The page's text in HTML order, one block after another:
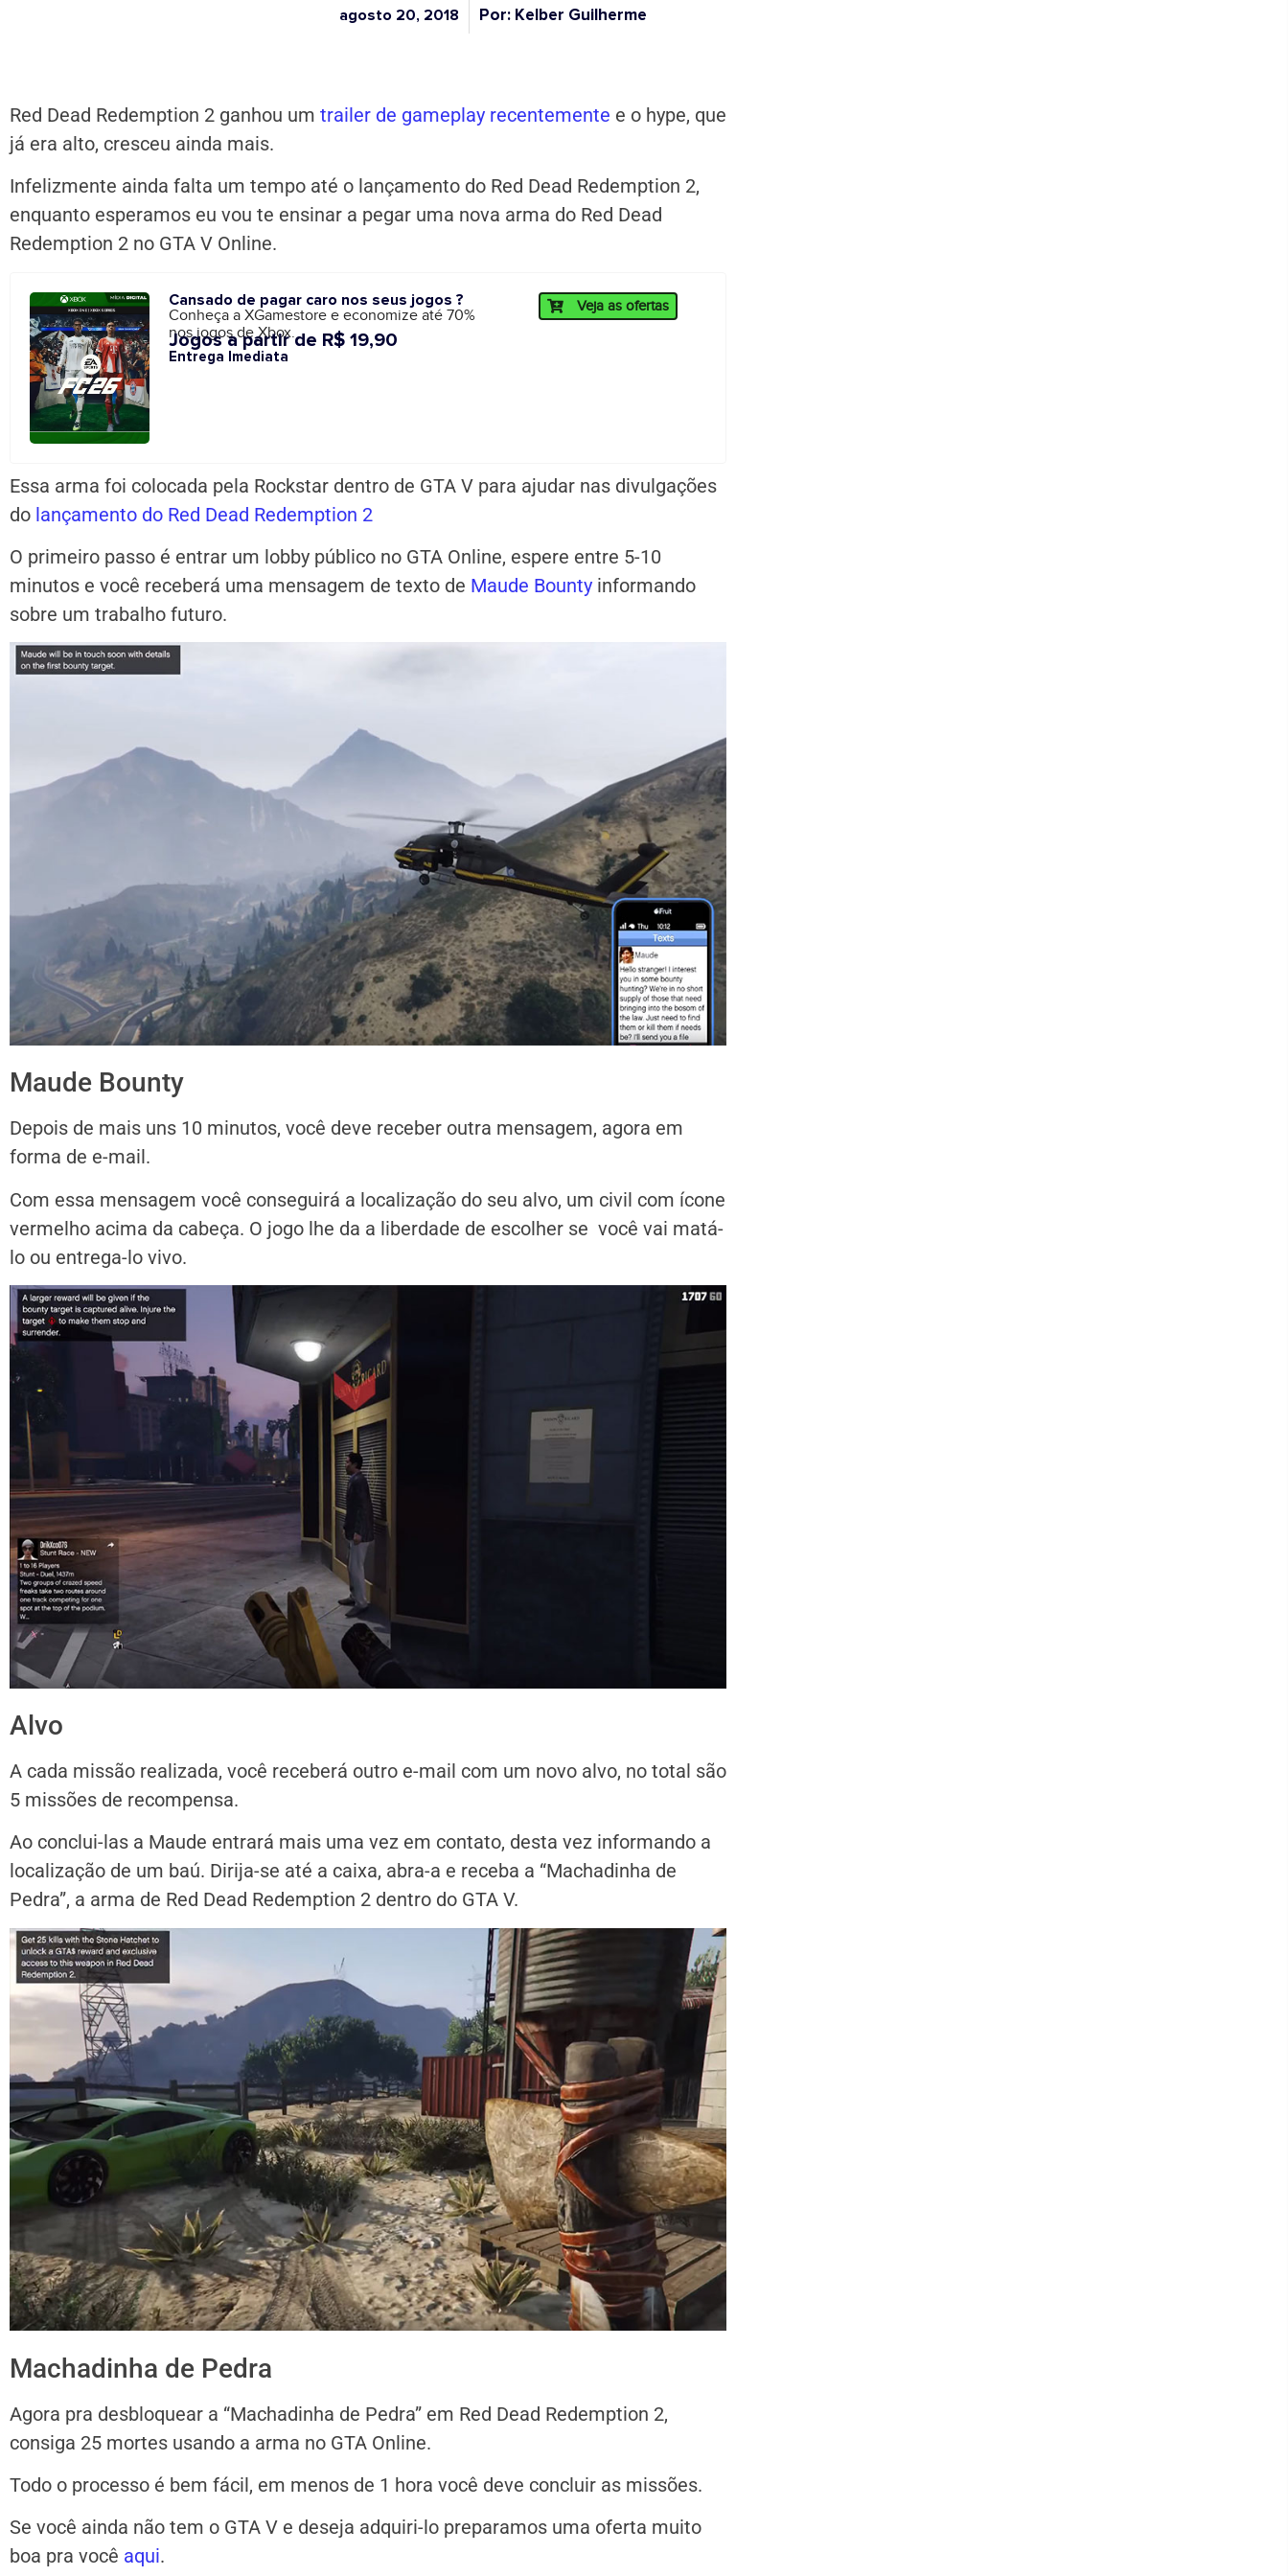
agosto 20, 2018 Por: Kelber Guilherme
Red Dead Redemption 2 ganhou um trailer de gameplay recentemente e o hype, que
já era alto, cresceu ainda mais.
Infelizmente ainda falta um tempo até o lançamento do Red Dead Redemption 2,
enquanto esperamos eu vou te ensinar a pegar uma nova arma do Red Dead
Redemption 2 no GTA V Online.
Cansado de pagar caro nos seus jogos ?
Conheça a XGamestore e economize até 70%
nos jogos de Xbox.
Jogos a partir de R$ 19,90
Entrega Imediata
Veja as ofertas
Essa arma foi colocada pela Rockstar dentro de GTA V para ajudar nas divulgações
do lançamento do Red Dead Redemption 2
O primeiro passo é entrar um lobby público no GTA Online, espere entre 5-10
minutos e você receberá uma mensagem de texto de Maude Bounty informando
sobre um trabalho futuro.
Maude Bounty
Depois de mais uns 10 minutos, você deve receber outra mensagem, agora em
forma de e-mail.
Com essa mensagem você conseguirá a localização do seu alvo, um civil com ícone
vermelho acima da cabeça. O jogo lhe da a liberdade de escolher se você vai matá-
lo ou entrega-lo vivo.
Alvo
A cada missão realizada, você receberá outro e-mail com um novo alvo, no total são
5 missões de recompensa.
Ao conclui-las a Maude entrará mais uma vez em contato, desta vez informando a
localização de um baú. Dirija-se até a caixa, abra-a e receba a “Machadinha de
Pedra”, a arma de Red Dead Redemption 2 dentro do GTA V.
Machadinha de Pedra
Agora pra desbloquear a “Machadinha de Pedra” em Red Dead Redemption 2,
consiga 25 mortes usando a arma no GTA Online.
Todo o processo é bem fácil, em menos de 1 hora você deve concluir as missões.
Se você ainda não tem o GTA V e deseja adquiri-lo preparamos uma oferta muito
boa pra você aqui.